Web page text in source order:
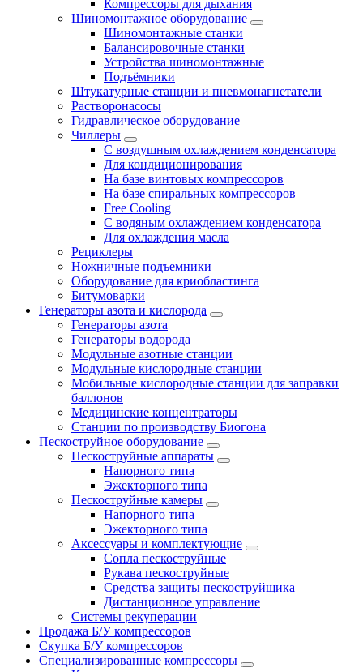
Компрессоры для дыхания
Шиномонтажное оборудование
Шиномонтажные станки
Балансировочные станки
Устройства шиномонтажные
Подъёмники
Штукатурные станции и пневмонагнетатели
Растворонасосы
Гидравлическое оборудование
Чиллеры
С воздушным охлаждением конденсатора
Для кондиционирования
На базе винтовых компрессоров
На базе спиральных компрессоров
Free Cooling
С водяным охлаждением конденсатора
Для охлаждения масла
Рециклеры
Ножничные подъемники
Оборудование для криобластинга
Битумоварки
Генераторы азота и кислорода
Генераторы азота
Генераторы водорода
Модульные азотные станции
Модульные кислородные станции
Мобильные кислородные станции для заправки
баллонов
Медицинские концентраторы
Станции по производству Биогона
Пескоструйное оборудование
Пескоструйные аппараты
Напорного типа
Эжекторного типа
Пескоструйные камеры
Напорного типа
Эжекторного типа
Аксессуары и комплектующие
Сопла пескоструйные
Рукава пескоструйные
Средства защиты пескоструйщика
Дистанционное управление
Системы рекуперации
Продажа Б/У компрессоров
Скупка Б/У компрессоров
Специализированные компрессоры